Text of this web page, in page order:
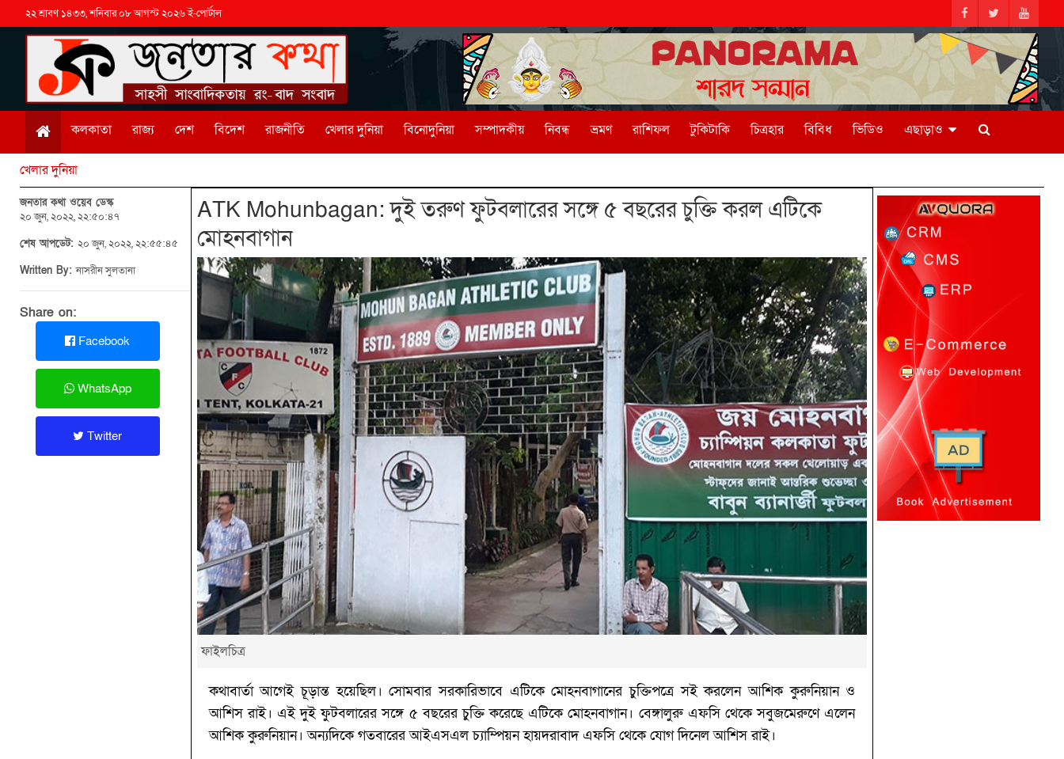
২২ শ্রাবণ ১৪৩৩, শনিবার ০৮ আগস্ট ২০২৬ ই-পোর্টাল
কলকাতা রাজ্য দেশ বিদেশ রাজনীতি খেলার দুনিয়া বিনোদুনিয়া সম্পাদকীয় নিবন্ধ ভ্রমণ রাশিফল টুকিটাকি চিত্রহার বিবিধ ভিডিও এছাড়াও
খেলার দুনিয়া
জনতার কথা ওয়েব ডেস্ক
২০ জুন, ২০২২, ২২:৫০:৪৭
শেষ আপডেট: ২০ জুন, ২০২২, ২২:৫৫:৪৫
Written By:নাসরীন সুলতানা
Share on:
Facebook
WhatsApp
Twitter
ATK Mohunbagan: দুই তরুণ ফুটবলারের সঙ্গে ৫ বছরের চুক্তি করল এটিকে
মোহনবাগান
ফাইলচিত্র
কথাবার্তা আগেই চূড়ান্ত হয়েছিল। সোমবার সরকারিভাবে এটিকে মোহনবাগানের চুক্তিপত্রে সই করলেন আশিক কুরুনিয়ান ও
আশিস রাই। এই দুই ফুটবলারের সঙ্গে ৫ বছরের চুক্তি করেছে এটিকে মোহনবাগান। বেঙ্গালুরু এফসি থেকে সবুজমেরুণে এলেন
আশিক কুরুনিয়ান। অন্যদিকে গতবারের আইএসএল চ্যাম্পিয়ন হায়দরাবাদ এফসি থেকে যোগ দিনেল আশিস রাই।